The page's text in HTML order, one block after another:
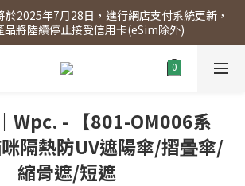
享 星期三全單95折!!!（優惠期至2026年12月
日）。滿$300即免運費。
於2025年7月28日，進行網店支付系統更新，
品將陸續停止接受信用卡(eSim除外)
享 星期三全單95折!!!（優惠期至2026年12月
31日）。滿$300即免運費。
Wpc. - 【801-OM006系
隔熱防UV遮陽傘/摺曡傘/
縮骨遮/短遮